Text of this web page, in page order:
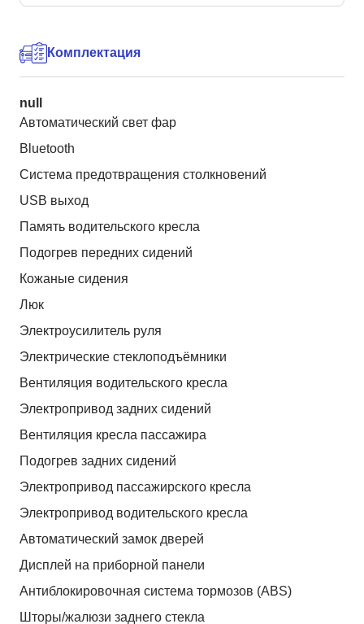
Комплектация
null
Автоматический свет фар
Bluetooth
Система предотвращения столкновений
USB выход
Память водительского кресла
Подогрев передних сидений
Кожаные сидения
Люк
Электроусилитель руля
Электрические стеклоподъёмники
Вентиляция водительского кресла
Электропривод задних сидений
Вентиляция кресла пассажира
Подогрев задних сидений
Электропривод пассажирского кресла
Электропривод водительского кресла
Автоматический замок дверей
Дисплей на приборной панели
Антиблокировочная система тормозов (ABS)
Шторы/жалюзи заднего стекла